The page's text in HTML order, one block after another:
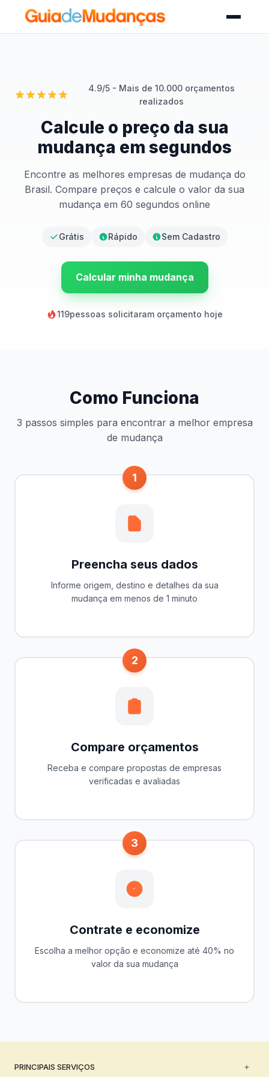
4.9/5 - Mais de 10.000 orçamentos
realizados
Calcule o preço da sua
mudança em segundos
Encontre as melhores empresas de mudança do
Brasil. Compare preços e calcule o valor da sua
mudança em 60 segundos online
Grátis Rápido Sem Cadastro
Calcular minha mudança
119pessoas solicitaram orçamento hoje
Como Funciona
3 passos simples para encontrar a melhor empresa
de mudança
1
Preencha seus dados
Informe origem, destino e detalhes da sua
mudança em menos de 1 minuto
2
Compare orçamentos
Receba e compare propostas de empresas
verificadas e avaliadas
3
Contrate e economize
Escolha a melhor opção e economize até 40% no
valor da sua mudança
PRINCIPAIS SERVIÇOS